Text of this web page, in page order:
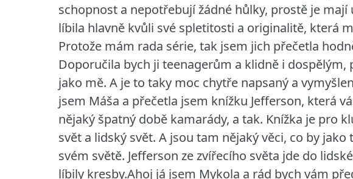
schopnost a nepotřebují žádné hůlky, prostě je mají
líbila hlavně kvůli své spletitosti a originalitě, která
Protože mám rada série, tak jsem jich přečetla
Doporučila bych ji teenagerům a klidně i
jako mě. A je to taky moc chytře napsaný a
jsem Máša a přečetla jsem knížku Jefferson, která
nějaký špatný době kamarády, a tak. Knížka je pro
svět a lidský svět. A jsou tam nějaký věci, co by
svém světě. Jefferson ze zvířecího světa jde do
líbily kresby.Ahoj já jsem Mykola a rád bych vám